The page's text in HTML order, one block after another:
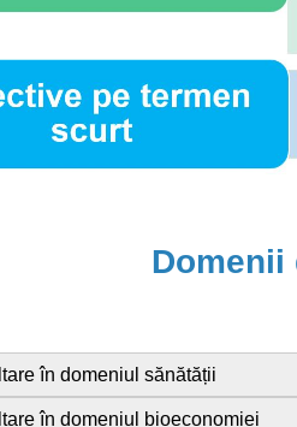
Domenii
în domeniul sănătății
în domeniul bioeconomiei